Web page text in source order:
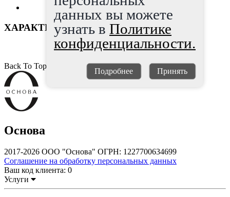
ХАРАКТЕРИСТИКИ
Back To Top
Основа
2017-2026 ООО "Основа" ОГРН: 1227700634699
Соглашение на обработку персональных данных
Ваш код клиента: 0
Услуги
данных вы можете
узнать в Политике
конфиденциальности.
Подробнее Принять